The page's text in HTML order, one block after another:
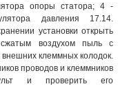
опоры статора; 4 -
давления 17.14.
установки открыть
воздухом пыль с
клеммных колодок.
проводов и клеммников
и проверить его